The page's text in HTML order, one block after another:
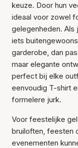
keuze. Door hun
ideaal voor zowel
gelegenheden. Als
iets
garderobe, dan
maar elegante
perfect bij elke
eenvoudig T-shirt
formelere jurk.
Voor feestelijke
bruiloften, feesten
evenementen